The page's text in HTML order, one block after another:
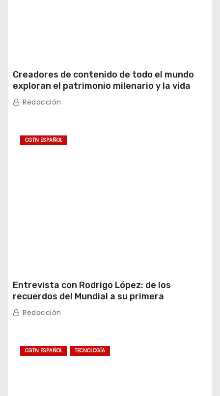
Creadores de contenido de todo el mundo
exploran el patrimonio milenario y la vida
moderna de Xinjiang
Redacción
CGTN ESPAÑOL
Entrevista con Rodrigo López: de los
recuerdos del Mundial a su primera
experiencia en China
Redacción
CGTN ESPAÑOL TECNOLOGÍA